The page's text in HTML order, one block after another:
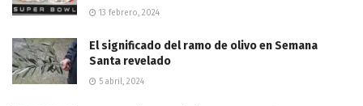
13 febrero, 2024
El significado del ramo de olivo en Semana
Santa revelado
5 abril, 2024